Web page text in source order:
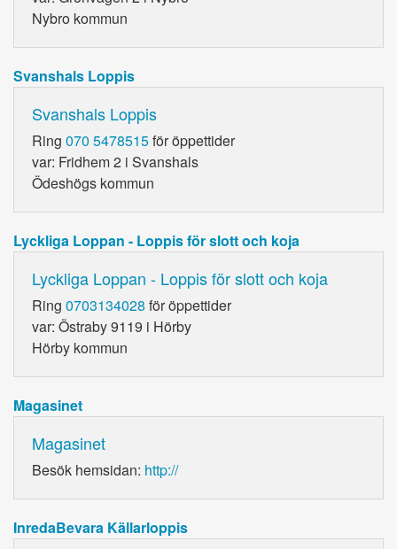
Nybro kommun
Svanshals Loppis
Svanshals Loppis
Ring 070 5478515för öppettider
var: Fridhem 2 i Svanshals
Ödeshögs kommun
Lyckliga Loppan - Loppis för slott och koja
Lyckliga Loppan - Loppis för slott och koja
Ring 0703134028 för öppettider
var: Östraby 9119 i Hörby
Hörby kommun
Magasinet
Magasinet
Besök hemsidan: http://
InredaBevara Källarloppis